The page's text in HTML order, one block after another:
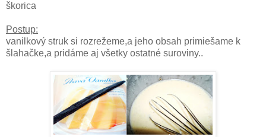
škorica
Postup:
vanilkový struk si rozrežeme,a jeho obsah primiešame k
šlahačke,a pridáme aj všetky ostatné suroviny..